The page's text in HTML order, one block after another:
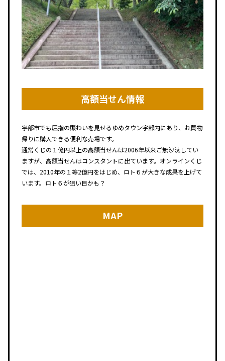
高額当せん情報
宇部市でも屈指の賑わいを見せるゆめタウン宇部内にあり、お買物
帰りに購入できる便利な売場です。
通常くじの１億円以上の高額当せんは2006年以来ご無沙汰してい
ますが、高額当せんはコンスタントに出ています。オンラインくじ
では、2010年の１等2億円をはじめ、ロト６が大きな成果を上げて
います。ロト６が狙い目かも？
MAP